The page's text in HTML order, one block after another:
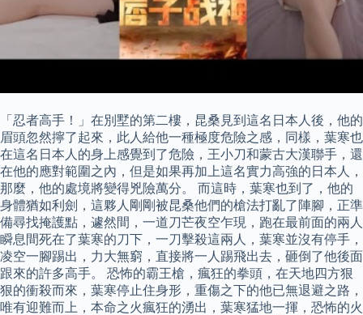
「忍者高手！」在別墅的第二樓，昆桑見到這名日本人後，他的
眉頭忽然擰了起來，此人給他一種極度危險之感，同樣，葉寒也
在這名日本人的身上感覺到了危險，王小刀和蒙古大漢聯手，還
在他的應對範圍之內，但是如果再加上這名實力高強的日本人，
那麼，他的處境將變得兇險萬分。 而這時，葉寒也到了，他的
身體猶如利劍，這夥人剛剛被昆桑他們的槍法打亂了陣腳，正準
備尋找掩護點，遽然間，一道刀芒夜空乍現，跑在最前面的兩人
瞬息間死在了葉寒的刀下，一刀擊殺這兩人，葉寒並沒有停手，
凌空一腳踢出，力大無窮，直接將一人踢飛出去，砸倒了他後面
跟來的許多高手。 恐怖的霸王槍，瘋狂的拳頭，在天地四方狠
狠的衝殺而來，葉寒停止住身形，重傷之下的他已無退避之路，
唯有迎難而上，本命之火瘋狂的湧出，葉寒猛地一揮，恐怖的火